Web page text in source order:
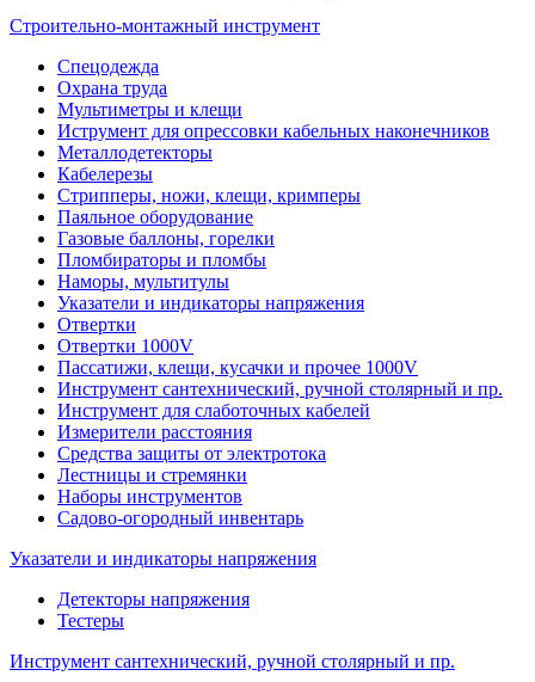
Строительно-монтажный инструмент
Спецодежда
Охрана труда
Мультиметры и клещи
Иструмент для опрессовки кабельных наконечников
Металлодетекторы
Кабелерезы
Стрипперы, ножи, клещи, кримперы
Паяльное оборудование
Газовые баллоны, горелки
Пломбираторы и пломбы
Наморы, мультитулы
Указатели и индикаторы напряжения
Отвертки
Отвертки 1000V
Пассатижи, клещи, кусачки и прочее 1000V
Инструмент сантехнический, ручной столярный и пр.
Инструмент для слаботочных кабелей
Измерители расстояния
Средства защиты от электротока
Лестницы и стремянки
Наборы инструментов
Садово-огородный инвентарь
Указатели и индикаторы напряжения
Детекторы напряжения
Тестеры
Инструмент сантехнический, ручной столярный и пр.